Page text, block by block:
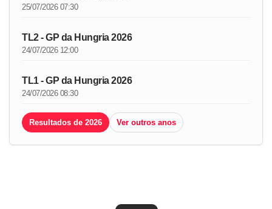
25/07/2026 07:30
TL2 - GP da Hungria 2026
24/07/2026 12:00
TL1 - GP da Hungria 2026
24/07/2026 08:30
Resultados de 2026 Ver outros anos